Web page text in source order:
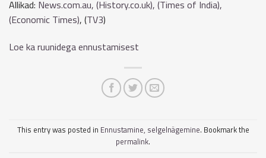
Allikad: News.com.au, (History.co.uk), (Times of India),
(Economic Times), (TV3)
Loe ka ruunidega ennustamisest
This entry was posted in Ennustamine, selgelnägemine. Bookmark the
permalink.